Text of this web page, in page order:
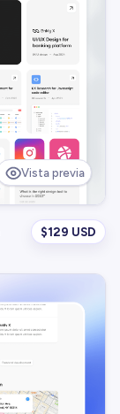
Vista previa
$129 USD